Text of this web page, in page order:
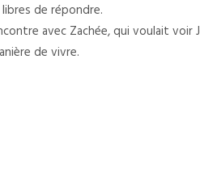
de répondre.
avec Zachée, qui voulait voir
de vivre.